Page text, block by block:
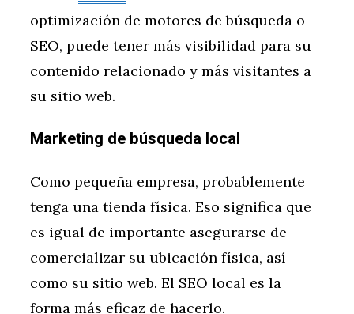
optimización de motores de búsqueda o
SEO, puede tener más visibilidad para su
contenido relacionado y más visitantes a
su sitio web.
Marketing de búsqueda local
Como pequeña empresa, probablemente
tenga una tienda física. Eso significa que
es igual de importante asegurarse de
comercializar su ubicación física, así
como su sitio web. El SEO local es la
forma más eficaz de hacerlo.